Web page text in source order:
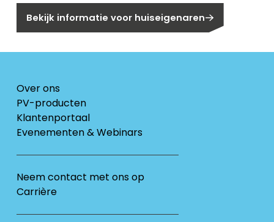
Bekijk informatie voor huiseigenaren
Over ons
PV-producten
Klantenportaal
Evenementen & Webinars
Neem contact met ons op
Carrière